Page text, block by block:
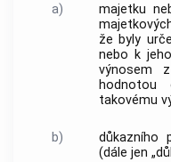
a)
majetku
že byly
nebo k
výnosem
takovému
b)
důkazního
(dále jen